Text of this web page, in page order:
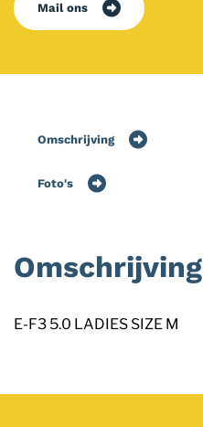
Mail ons
Omschrijving
Foto's
Omschrijving
E-F3 5.0 LADIES SIZE M